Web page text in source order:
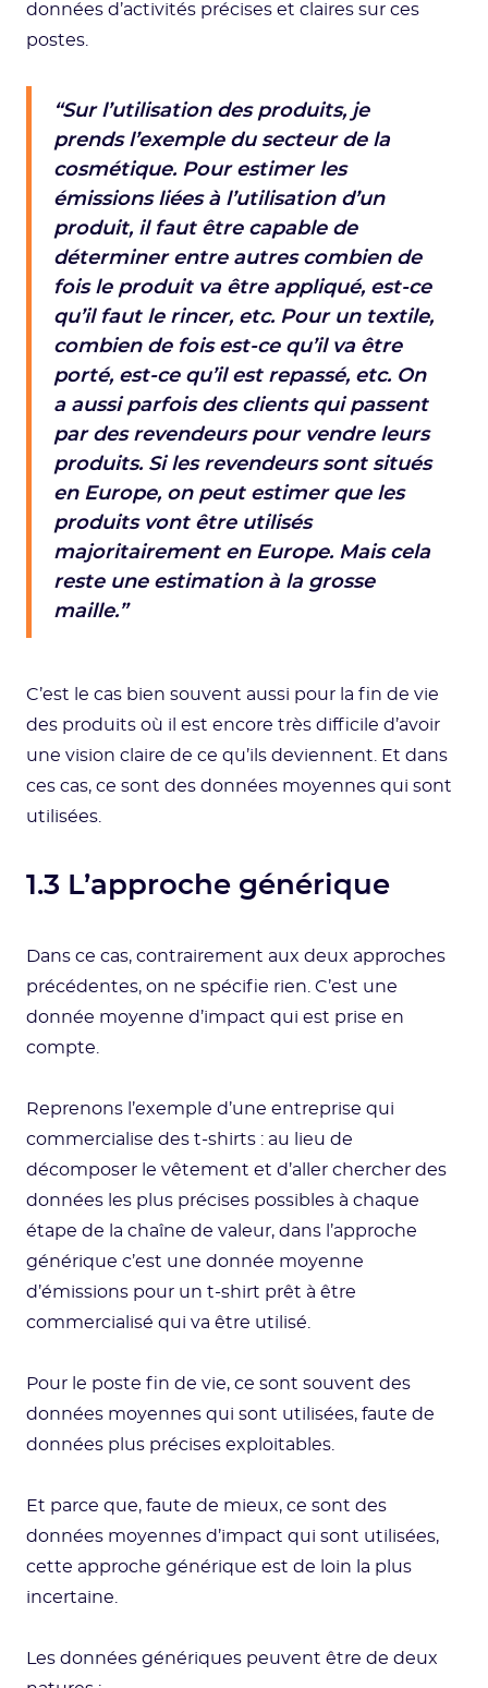
données d’activités précises et claires sur ces
postes.
“Sur l’utilisation des produits, je
prends l’exemple du secteur de la
cosmétique. Pour estimer les
émissions liées à l’utilisation d’un
produit, il faut être capable de
déterminer entre autres combien de
fois le produit va être appliqué, est-ce
qu’il faut le rincer, etc. Pour un textile,
combien de fois est-ce qu’il va être
porté, est-ce qu’il est repassé, etc. On
a aussi parfois des clients qui passent
par des revendeurs pour vendre leurs
produits. Si les revendeurs sont situés
en Europe, on peut estimer que les
produits vont être utilisés
majoritairement en Europe. Mais cela
reste une estimation à la grosse
maille.”
C’est le cas bien souvent aussi pour la fin de vie
des produits où il est encore très difficile d’avoir
une vision claire de ce qu’ils deviennent. Et dans
ces cas, ce sont des données moyennes qui sont
utilisées.
1.3 L’approche générique
Dans ce cas, contrairement aux deux approches
précédentes, on ne spécifie rien. C’est une
donnée moyenne d’impact qui est prise en
compte.
Reprenons l’exemple d’une entreprise qui
commercialise des t-shirts : au lieu de
décomposer le vêtement et d’aller chercher des
données les plus précises possibles à chaque
étape de la chaîne de valeur, dans l’approche
générique c’est une donnée moyenne
d’émissions pour un t-shirt prêt à être
commercialisé qui va être utilisé.
Pour le poste fin de vie, ce sont souvent des
données moyennes qui sont utilisées, faute de
données plus précises exploitables.
Et parce que, faute de mieux, ce sont des
données moyennes d’impact qui sont utilisées,
cette approche générique est de loin la plus
incertaine.
Les données génériques peuvent être de deux